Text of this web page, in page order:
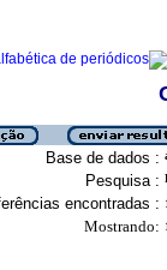
Base de dados :
Pesquisa :
encontradas :
Mostrando: